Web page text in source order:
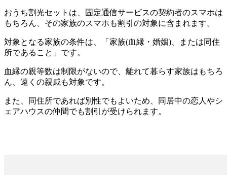
おうち割光セットは、固定通信サービスの契約者のスマホは
もちろん、その家族のスマホも割引の対象に含まれます。
対象となる家族の条件は、「家族(血縁・婚姻)、または同住
所であること」です。
血縁の親等数は制限がないので、離れて暮らす家族はもちろ
ん、遠くの親戚も対象です。
また、同住所であれば別性でもよいため、同居中の恋人やシ
ェアハウスの仲間でも割引が受けられます。